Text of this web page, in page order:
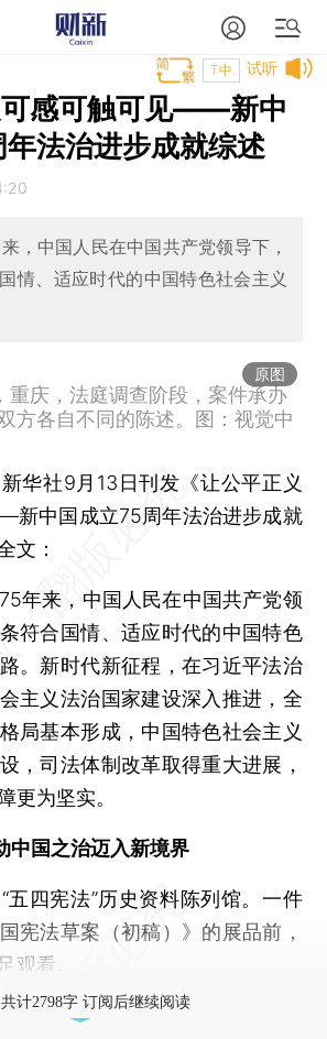
试听
T中
可感可触可见——新中
法治进步成就综述
，中国人民在中国共产党领导下，
情、适应时代的中国特色社会主义
原图
庆，法庭调查阶段，案件承办
方各自不同的陈述。图：视觉中
新华社9月13日刊发《让公平正义
中国成立75周年法治进步成就
文：
来，中国人民在中国共产党领
符合国情、适应时代的中国特色
。新时代新征程，在习近平法治
主义法治国家建设深入推进，全
局基本形成，中国特色社会主义
，司法体制改革取得重大进展，
更为坚实。
中国之治迈入新境界
四宪法”历史资料陈列馆。一件
宪法草案（初稿）》的展品前，
观看。
计2798字 订阅后继续阅读